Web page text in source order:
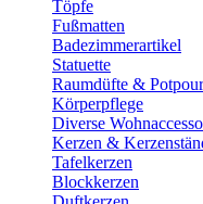
Töpfe
Fußmatten
Badezimmerartikel
Statuette
Raumdüfte &
Körperpflege
Diverse
Kerzen &
Tafelkerzen
Blockkerzen